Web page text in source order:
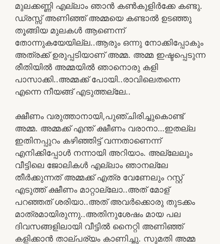
മുലക്കണ്ണി എല്ലാം ഞാൻ കൺകുളിർക്കേ കണ്ടു.
ഡ്രസ്സ് അണിഞ്ഞ് അമ്മയെ കണ്ടാൽ ഉടഞ്ഞു
തൂങ്ങിയ മുലകൾ ആണെന്ന്
തോന്നുകയേയില്ല..ആരും ഒന്നു നോക്കിപ്പോകും
അത്രക്ക് ഉരുപ്പടിയാണ് അമ്മ. അമ്മ ഇഷ്ടപ്പെടുന്ന
രീതിയിൽ അമ്മയിൽ ഞാനൊരു കളി
പാസാക്കി..അമ്മക്ക് പോയി..രാവിലെതന്നെ
എന്നെ നീയങ്ങ് എടുത്തല്ലേ..
ക്ഷീണം വരുത്താനായി,പുഞ്ചിരിച്ചുകൊണ്ട്
അമ്മ. അമ്മക്ക് എന്ത് ക്ഷീണം വരാനാ…ഇതല്ല
ഇതിനപ്പുറം കഴിഞ്ഞിട്ട് വന്നതാണെന്ന്
എനിക്കിപ്പോൾ നന്നായി അറിയാം. അല്ലേലും
വീട്ടിലെ ജോലികൾ എല്ലാം ഞാനല്ലേ
തീർക്കുന്നത് അമ്മക്ക് എത്ര വേണേലും റസ്റ്റ്
എടുത്ത് ക്ഷീണം മാറ്റാല്ലോ..അത് മോള്
പറഞ്ഞത് ശരിയാ..അത് അവർക്കൊരു തുടക്കം
മാത്രമായിരുന്നു..അതിനുശേഷം മായ പല
ദിവസങ്ങളിലായി വീട്ടിൽ നൈറ്റി അണിഞ്ഞ്
കളിക്കാൻ താല്പര്യം കാണിച്ചു. സുമതി അമ്മ